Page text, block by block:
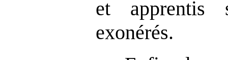
et apprentis
exonérés.